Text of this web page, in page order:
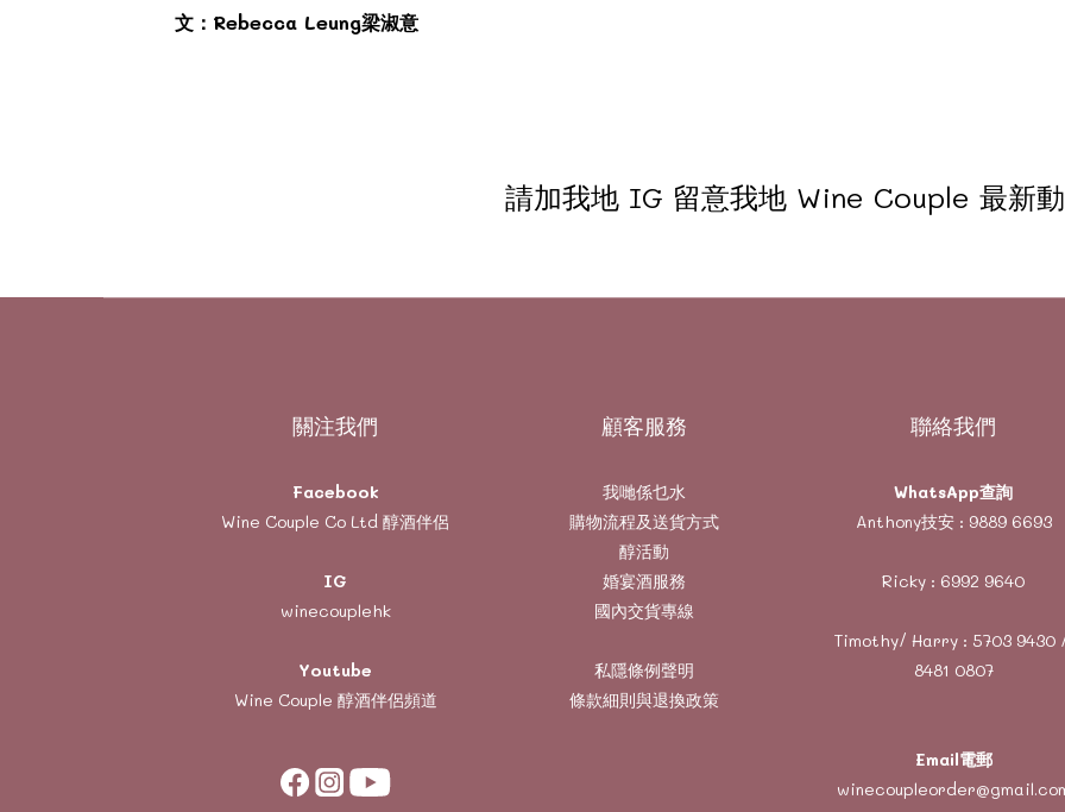
文：Rebecca Leung梁淑意
請加我地 IG 留意我地 Wine Couple 最新
關注我們
Facebook
Wine Couple Co Ltd 醇酒伴侶
IG
winecouplehk
Youtube
Wine Couple 醇酒伴侶頻道
顧客服務
我哋係乜水
購物流程及送貨方式
醇活動
婚宴酒服務
國內交貨專線
私隱條例聲明
條款細則與退換政策
聯絡我們
WhatsApp查詢
Anthony技安 : 9889 6693
Ricky : 6992 9640
Timothy/ Harry : 5703 9430
8481 0807
Email電郵